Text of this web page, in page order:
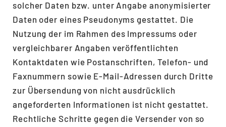
solcher Daten bzw. unter Angabe anonymisierter
Daten oder eines Pseudonyms gestattet. Die
Nutzung der im Rahmen des Impressums oder
vergleichbarer Angaben veröffentlichten
Kontaktdaten wie Postanschriften, Telefon- und
Faxnummern sowie E-Mail-Adressen durch Dritte
zur Übersendung von nicht ausdrücklich
angeforderten Informationen ist nicht gestattet.
Rechtliche Schritte gegen die Versender von so